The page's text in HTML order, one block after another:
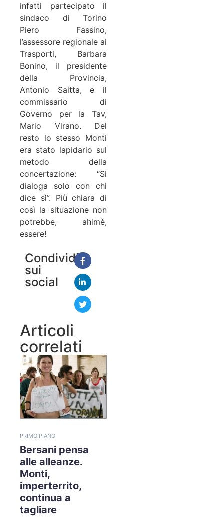
infatti partecipato il
sindaco di Torino
Piero Fassino,
l’assessore regionale ai
Trasporti, Barbara
Bonino, il presidente
della Provincia,
Antonio Saitta, e il
commissario di
Governo per la Tav,
Mario Virano. Del
resto lo stesso Monti
era stato lapidario sul
metodo della
concertazione: “Si
dialoga solo con chi
dice sì”. Più chiara di
così la situazione non
potrebbe, ahimè,
essere!
Condividi
sui
social
Articoli
correlati
PRIMO PIANO
Bersani pensa
alle alleanze.
Monti,
imperterrito,
continua a
tagliare